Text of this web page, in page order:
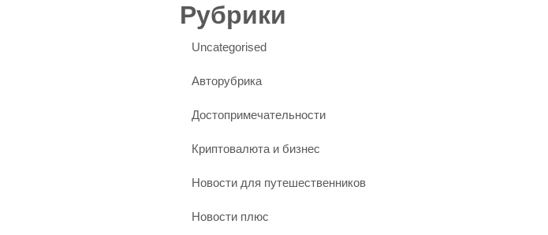
Рубрики
Uncategorised
Авторубрика
Достопримечательности
Криптовалюта и бизнес
Новости для путешественников
Новости плюс